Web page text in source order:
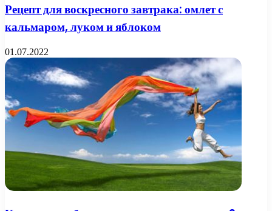
Рецепт для воскресного завтрака: омлет с
кальмаром, луком и яблоком
01.07.2022